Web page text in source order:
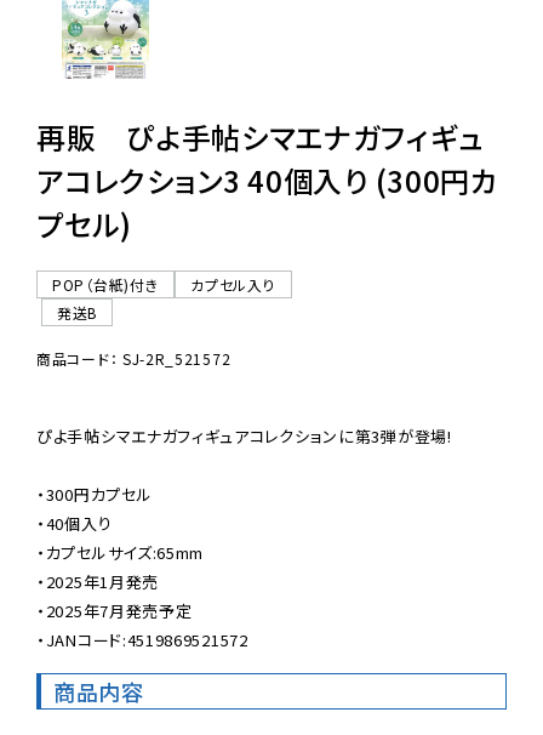
06-6282-7659
再販 ぴよ手帖シマエナガフィギュ
アコレクション3 40個入り (300円カ
プセル)
POP（台紙)付き
カプセル入り
発送B
商品コード： SJ-2R_521572
ぴよ手帖シマエナガフィギュアコレクションに第3弾が登場!
・300円カプセル
・40個入り
・カプセルサイズ:65mm
・2025年1月発売
・2025年7月発売予定
・JANコード:4519869521572
商品内容